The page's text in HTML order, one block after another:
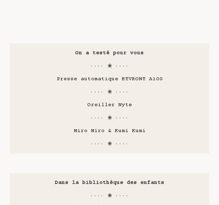
On a testé pour vous
···· ❀ ····
Presse automatique HTVRONT A100
···· ❀ ····
Oreiller Nyte
···· ❀ ····
Miro Miro & Kumi Kumi
···· ❀ ····
Dans la bibliothèque des enfants
···· ❀ ····